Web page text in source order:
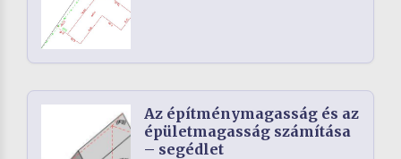
Az építménymagasság és az
épületmagasság számítása
– segédlet